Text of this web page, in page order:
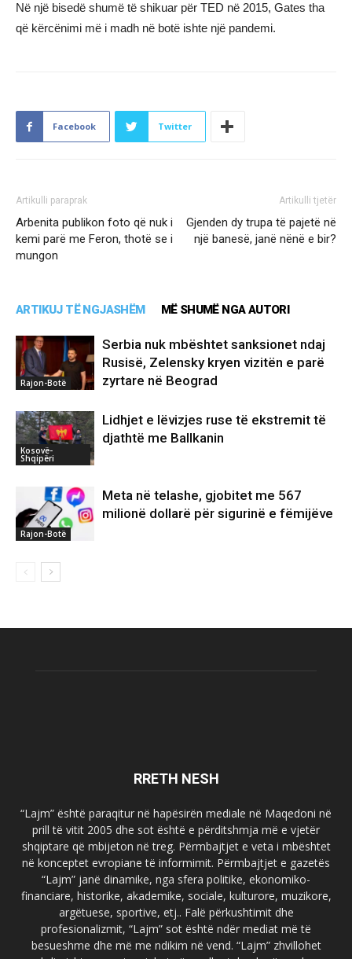
Në një bisedë shumë të shikuar për TED në 2015, Gates tha
që kërcënimi më i madh në botë ishte një pandemi.
Facebook Twitter
Artikulli paraprak
Arbenita publikon foto që nuk i
kemi parë me Feron, thotë se i
mungon
Artikulli tjetër
Gjenden dy trupa të pajetë në
një banesë, janë nënë e bir?
ARTIKUJ TË NGJASHËM MË SHUMË NGA AUTORI
Rajon-Botë
Serbia nuk mbështet sanksionet ndaj
Rusisë, Zelensky kryen vizitën e parë
zyrtare në Beograd
Kosovë-
Shqipëri
Lidhjet e lëvizjes ruse të ekstremit të
djathtë me Ballkanin
Rajon-Botë
Meta në telashe, gjobitet me 567
milionë dollarë për sigurinë e fëmijëve
RRETH NESH
“Lajm” është paraqitur në hapësirën mediale në Maqedoni në
prill të vitit 2005 dhe sot është e përditshmja më e vjetër
shqiptare që mbijeton në treg. Përmbajtjet e veta i mbështet
në konceptet evropiane të informimit. Përmbajtjet e gazetës
“Lajm” janë dinamike, nga sfera politike, ekonomiko-
financiare, historike, akademike, sociale, kulturore, muzikore,
argëtuese, sportive, etj.. Falë përkushtimit dhe
profesionalizmit, “Lajm” sot është ndër mediat më të
besueshme dhe më me ndikim në vend. “Lajm” zhvillohet